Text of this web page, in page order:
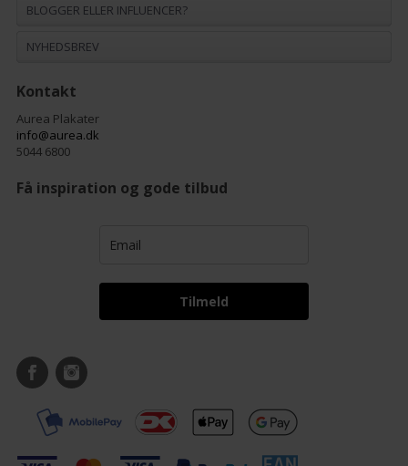
BLOGGER ELLER INFLUENCER?
NYHEDSBREV
Kontakt
Aurea Plakater
info@aurea.dk
5044 6800
Få inspiration og gode tilbud
Tilmeld